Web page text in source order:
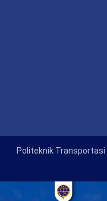
Politeknik